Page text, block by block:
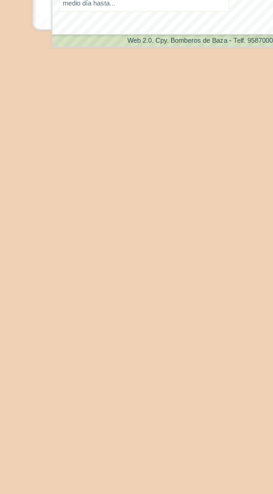
medio día hasta...
Web 2.0 . Cpy. Bomberos de Baza - Telf.